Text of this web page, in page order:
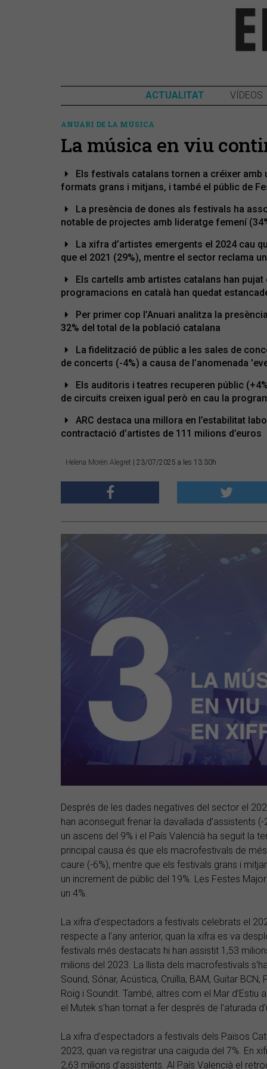
ACTUALITAT VÍDEOS
ANUARI DE LA MÚSICA
La música en viu
Els festivals catalans tornen a créixer amb
formats grans i mitjans, i també el públic de
La presència de dones als festivals ha
notable de projectes amb lideratge femení
La xifra d’artistes emergents el 2024 cau
que el 2021 (29%), mentre el sector reclama
Els cartells amb artistes catalans han pujat
programacions en català han quedat
Per primer cop l’Anuari analitza la
32% del total de la població catalana
La fidelització de públic a les sales de
de concerts (-4%) a causa de l’anomenada
Els auditoris i teatres recuperen públic
de circuits creixen igual però en cau la
ARC destaca una millora en l’estabilitat
contractació d’artistes de 111 milions d’euros
Helena Morén Alegret | 23/07/2025 a les 13:30h
Després de les dades negatives del sector el
han aconseguit frenar la davallada d’assistents
un ascens del 9% i el País Valencià ha seguit la
principal causa és que els macrofestivals de
caure (-6%), mentre que els festivals grans i
un increment de públic del 19%. Les Festes
un 4%.
La xifra d’espectadors a festivals celebrats el
respecte a l’any anterior, quan la xifra es va
festivals més destacats hi han assistit 1,53
milions del 2023. La llista dels macrofestivals
Sound, Sónar, Acústica, Cruïlla, BAM, Guitar
Roig i Soundit. També, altres com el Mar d’Estiu
el Mutek s’han tornat a fer després de l’aturada
La xifra d’espectadors a festivals dels Països
2023, quan va registrar una caiguda del 7%. En
2,63 milions d’assistents. Al País Valencià el